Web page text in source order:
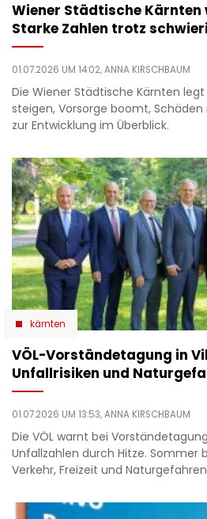
Wiener Städtische
Starke Zahlen trotz
01.07.2026 UM 14:02,ANNA KIRSCHBAUM
Die Wiener Städtische Kärnten
steigen, Vorsorge boomt, Schäden
zur Entwicklung im Überblick.
kärnten
VÖL-Vorständetagung in
Unfallrisiken und
01.07.2026 UM 13:53,ANNA KIRSCHBAUM
Die VÖL warnt bei
Unfallzahlen durch Hitze. Sommer
Verkehr, Freizeit und